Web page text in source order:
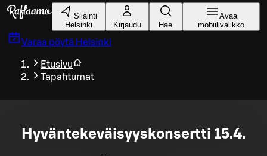
Siirry pääsisältöön
Sijainti
Helsinki
Kirjaudu Hae
Avaa
mobiilivalikko
Varaa pöytä Helsinki
Etusivu
Tapahtumat
Hyväntekeväisyyskonsertti 15.4.